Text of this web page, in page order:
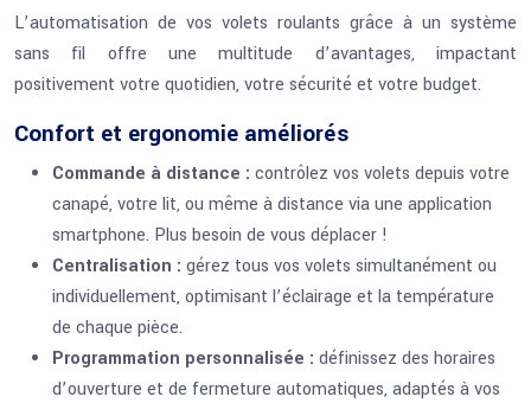
L’automatisation de vos volets roulants grâce à un système
sans fil offre une multitude d’avantages, impactant
positivement votre quotidien, votre sécurité et votre budget.
Confort et ergonomie améliorés
Commande à distance : contrôlez vos volets depuis votre
canapé, votre lit, ou même à distance via une application
smartphone. Plus besoin de vous déplacer !
Centralisation : gérez tous vos volets simultanément ou
individuellement, optimisant l’éclairage et la température
de chaque pièce.
Programmation personnalisée : définissez des horaires
d’ouverture et de fermeture automatiques, adaptés à vos